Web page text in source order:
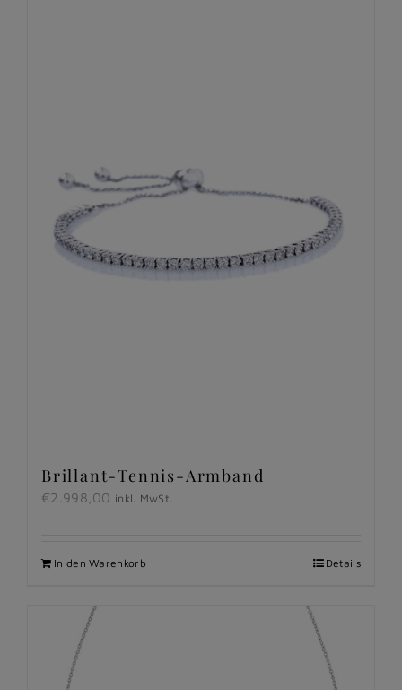
Brillant-Tennis-Armband
€2.998,00 inkl. MwSt.
In den Warenkorb Details